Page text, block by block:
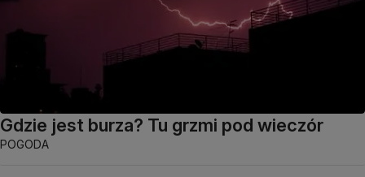
Gdzie jest burza? Tu grzmi pod wieczór
POGODA